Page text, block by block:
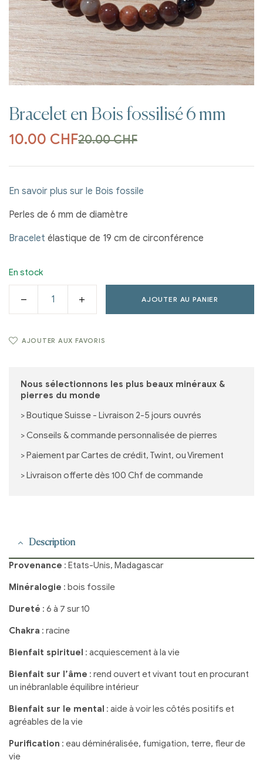
Bracelet en Bois fossilisé 6 mm
20.00CHF
10.00 CHF
En savoir plus sur le Bois fossile
Perles de 6 mm de diamètre
Bracelet élastique de 19 cm de circonférence
En stock
AJOUTER AU PANIER
AJOUTER AUX FAVORIS
Nous sélectionnons les plus beaux minéraux &
pierres du monde
> Boutique Suisse - Livraison 2-5 jours ouvrés
> Conseils & commande personnalisée de pierres
> Paiement par Cartes de crédit, Twint, ou Virement
> Livraison offerte dès 100 Chf de commande
Description
Provenance : Etats-Unis, Madagascar
Minéralogie : bois fossile
Dureté : 6 à 7 sur 10
Chakra : racine
Bienfait spirituel : acquiescement à la vie
Bienfait sur l’âme : rend ouvert et vivant tout en procurant
un inébranlable équilibre intérieur
Bienfait sur le mental : aide à voir les côtés positifs et
agréables de la vie
Purification : eau déminéralisée, fumigation, terre, fleur de
vie